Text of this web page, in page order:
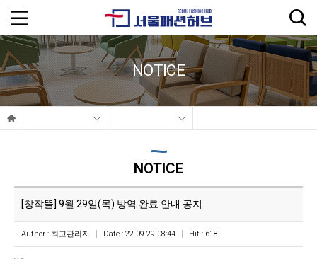
NOTICE
NOTICE
[창작뜰] 9월 29일(목) 방역 완료 안내 공지
Author : 최고관리자 Date : 22-09-29 08:44 Hit : 618